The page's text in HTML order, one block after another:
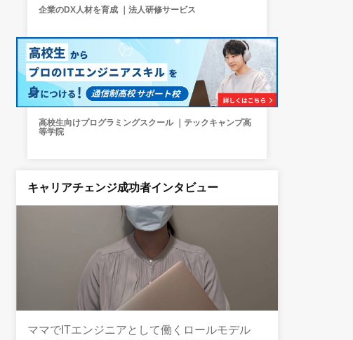
企業のDX人材を育成 ｜法人研修サービス
高校生向けプログラミングスクール ｜テックキャンプ高
等学院
キャリアチェンジ成功者インタビュー
ママでITエンジニアとして働くロールモデル